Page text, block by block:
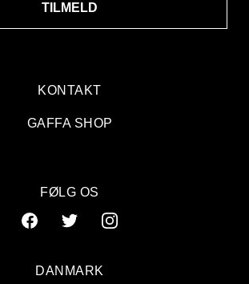
KONTAKT
GAFFA SHOP
TILMELD
FØLG OS
DANMARK